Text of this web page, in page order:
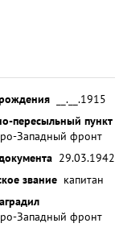
__.__.1915
пересыльный пункт
Западный фронт
29.03.1942
звание капитан
Западный фронт